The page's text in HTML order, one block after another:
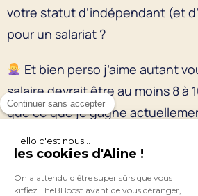
Continuer sans accepter
Hello c'est nous...
les cookies d'Aline !
On a attendu d'être super sûrs que vous
kiffiez TheBBoost avant de vous déranger,
votre statut d’indépendant (et
pour un salariat ?
Et bien perso j’aime autant
salaire devrait être au moins 8 à
que ce que je gagne
même pas sûr que j’accepte ! Je
trop attachée à ma liberté, et pas
vendre.